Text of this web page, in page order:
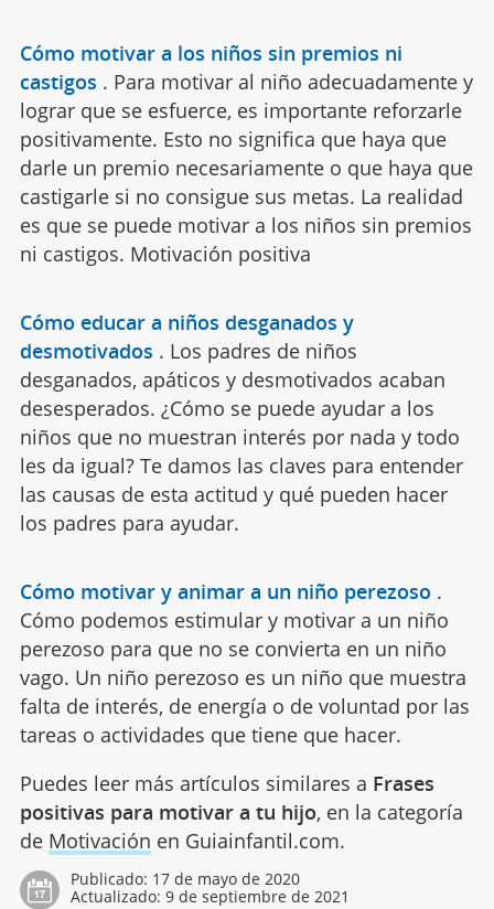
Cómo motivar a los niños sin premios ni
castigos . Para motivar al niño adecuadamente y
lograr que se esfuerce, es importante reforzarle
positivamente. Esto no significa que haya que
darle un premio necesariamente o que haya que
castigarle si no consigue sus metas. La realidad
es que se puede motivar a los niños sin premios
ni castigos. Motivación positiva
Cómo educar a niños desganados y
desmotivados . Los padres de niños
desganados, apáticos y desmotivados acaban
desesperados. ¿Cómo se puede ayudar a los
niños que no muestran interés por nada y todo
les da igual? Te damos las claves para entender
las causas de esta actitud y qué pueden hacer
los padres para ayudar.
Cómo motivar y animar a un niño perezoso .
Cómo podemos estimular y motivar a un niño
perezoso para que no se convierta en un niño
vago. Un niño perezoso es un niño que muestra
falta de interés, de energía o de voluntad por las
tareas o actividades que tiene que hacer.
Puedes leer más artículos similares a Frases
positivas para motivar a tu hijo, en la categoría
de Motivación en Guiainfantil.com.
Publicado: 17 de mayo de 2020
Actualizado: 9 de septiembre de 2021